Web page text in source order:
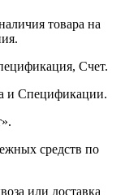
товара на
Счет.
и Спецификации.
средств по
или доставка